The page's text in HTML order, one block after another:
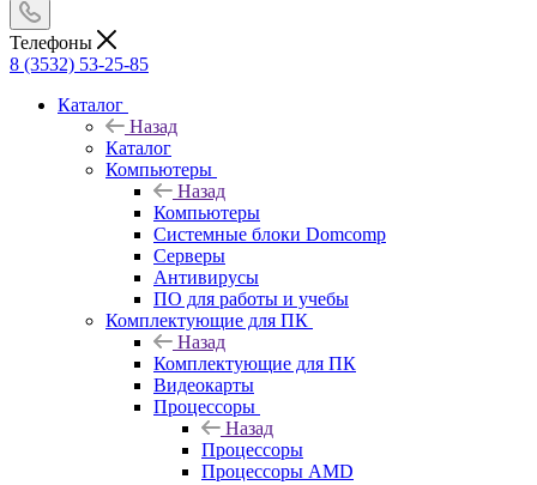
Телефоны
8 (3532) 53-25-85
Каталог
Назад
Каталог
Компьютеры
Назад
Компьютеры
Системные блоки Domcomp
Серверы
Антивирусы
ПО для работы и учебы
Комплектующие для ПК
Назад
Комплектующие для ПК
Видеокарты
Процессоры
Назад
Процессоры
Процессоры AMD